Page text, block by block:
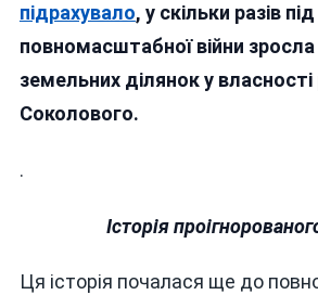
підрахувало, у скільки разів
повномасштабної війни зросла
земельних ділянок у
Соколового.
.
Історія
Ця історія почалася ще до